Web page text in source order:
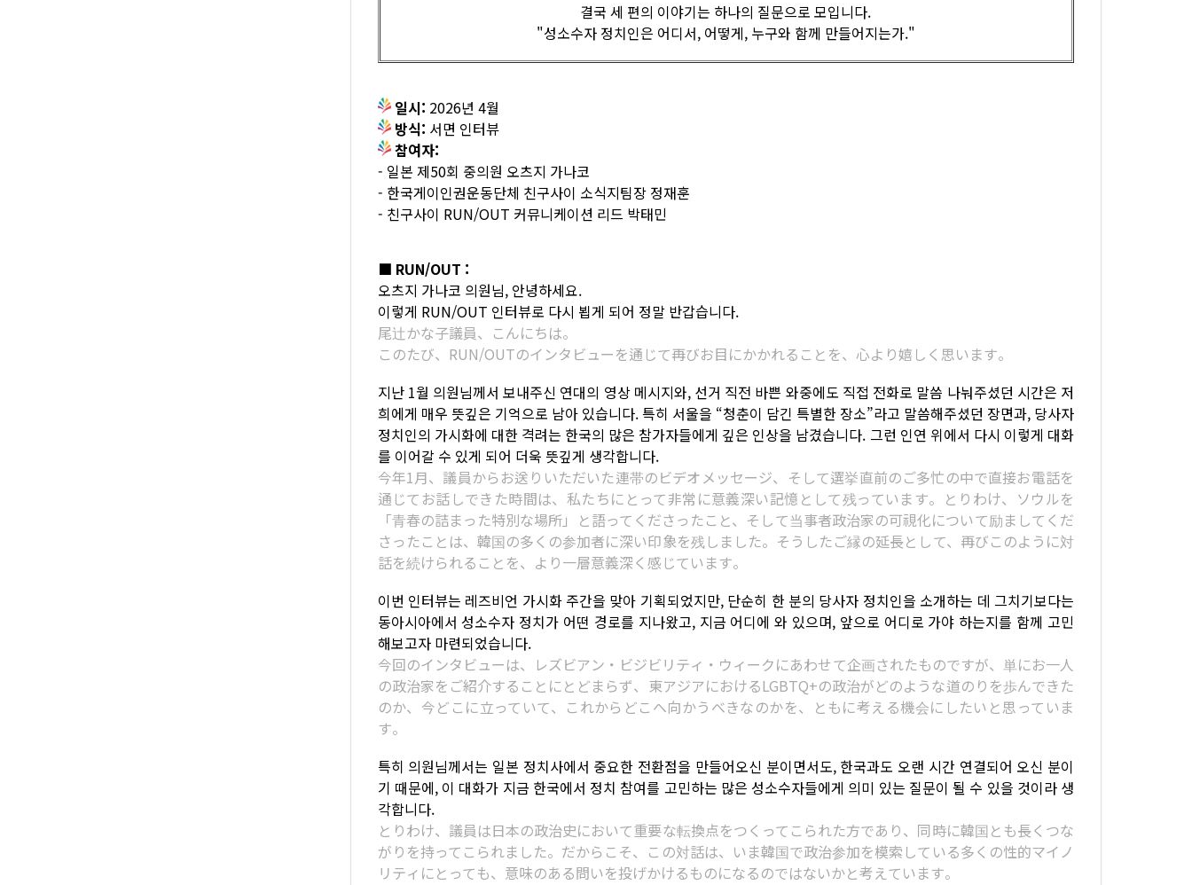
결국 세 편의 이야기는 하나의 질문으로 모입니다.
"성소수자 정치인은 어디서, 어떻게, 누구와 함께 만들어지는가."
일시: 2026년 4월
방식: 서면 인터뷰
참여자:
- 일본 제50회 중의원 오츠지 가나코
- 한국게이인권운동단체 친구사이 소식지팀장 정재훈
- 친구사이 RUN/OUT 커뮤니케이션 리드 박태민
■ RUN/OUT :
오츠지 가나코 의원님, 안녕하세요.
이렇게 RUN/OUT 인터뷰로 다시 뵙게 되어 정말 반갑습니다.
尾辻かな子議員、こんにちは。
このたび、RUN/OUTのインタビューを通じて再びお目にかかれることを、心より嬉しく思います。
지난 1월 의원님께서 보내주신 연대의 영상 메시지와, 선거 직전 바쁜 와중에도 직접 전화로 말씀 나눠주셨던 시간은 저
희에게 매우 뜻깊은 기억으로 남아 있습니다. 특히 서울을 “청춘이 담긴 특별한 장소”라고 말씀해주셨던 장면과, 당사자
정치인의 가시화에 대한 격려는 한국의 많은 참가자들에게 깊은 인상을 남겼습니다. 그런 인연 위에서 다시 이렇게 대화
를 이어갈 수 있게 되어 더욱 뜻깊게 생각합니다.
今年1月、議員からお送りいただいた連帯のビデオメッセージ、そして選挙直前のご多忙の中で直接お電話を
通じてお話しできた時間は、私たちにとって非常に意義深い記憶として残っています。とりわけ、ソウルを
「青春の詰まった特別な場所」と語ってくださったこと、そして当事者政治家の可視化について励ましてくだ
さったことは、韓国の多くの参加者に深い印象を残しました。そうしたご縁の延長として、再びこのように対
話を続けられることを、より一層意義深く感じています。
이번 인터뷰는 레즈비언 가시화 주간을 맞아 기획되었지만, 단순히 한 분의 당사자 정치인을 소개하는 데 그치기보다는
동아시아에서 성소수자 정치가 어떤 경로를 지나왔고, 지금 어디에 와 있으며, 앞으로 어디로 가야 하는지를 함께 고민
해보고자 마련되었습니다.
今回のインタビューは、レズビアン・ビジビリティ・ウィークにあわせて企画されたものですが、単にお一人
の政治家をご紹介することにとどまらず、東アジアにおけるLGBTQ+の政治がどのような道のりを歩んできた
のか、今どこに立っていて、これからどこへ向かうべきなのかを、ともに考える機会にしたいと思っていま
す。
특히 의원님께서는 일본 정치사에서 중요한 전환점을 만들어오신 분이면서도, 한국과도 오랜 시간 연결되어 오신 분이
기 때문에, 이 대화가 지금 한국에서 정치 참여를 고민하는 많은 성소수자들에게 의미 있는 질문이 될 수 있을 것이라 생
각합니다.
とりわけ、議員は日本の政治史において重要な転換点をつくってこられた方であり、同時に韓国とも長くつな
がりを持ってこられました。だからこそ、この対話は、いま韓国で政治参加を模索している多くの性的マイノ
リティにとっても、意味のある問いを投げかけるものになるのではないかと考えています。